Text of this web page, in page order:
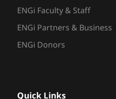
ENGi Faculty & Staff
ENGi Partners & Business
ENGi Donors
Quick Links